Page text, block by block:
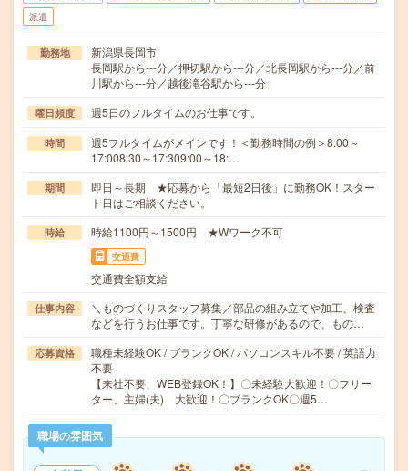
派遣
勤務地
新潟県長岡市
長岡駅から---分／押切駅から---分／北長岡駅から---分／前
川駅から---分／越後滝谷駅から---分
曜日頻度 週5日のフルタイムのお仕事です。
時間
週5フルタイムがメインです！＜勤務時間の例＞8:00～
17:008:30～17:309:00～18:…
期間
即日～長期 ★応募から「最短2日後」に勤務OK！スター
ト日はご相談ください。
時給 時給1100円～1500円 ★Wワーク不可
交通費
交通費全額支給
仕事内容
＼ものづくりスタッフ募集／部品の組み立てや加工、検査
などを行うお仕事です。丁寧な研修があるので、もの…
応募資格
職種未経験OK / ブランクOK / パソコンスキル不要 / 英語力
不要
【来社不要、WEB登録OK！】〇未経験大歓迎！〇フリー
ター、主婦(夫) 大歓迎！〇ブランクOK〇週5…
職場の雰囲気